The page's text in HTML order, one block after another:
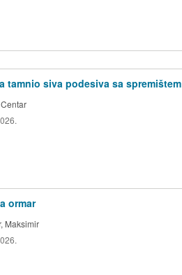
tamnio siva podesiva sa spremištem
ormar
Maksimir